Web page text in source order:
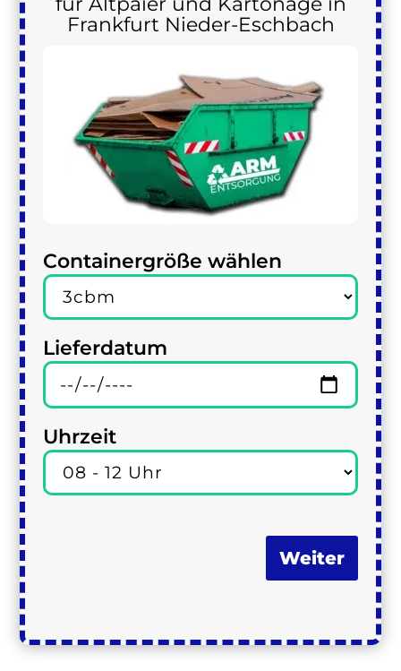
Frankfurt Nieder-Eschbach
Containergröße wählen
Lieferdatum
Uhrzeit
Weiter